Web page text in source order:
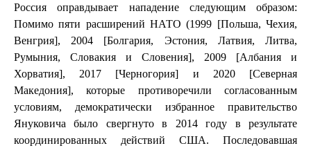
Россия оправдывает нападение следующим образом:
Помимо пяти расширений НАТО (1999 [Польша, Чехия,
Венгрия], 2004 [Болгария, Эстония, Латвия, Литва,
Румыния, Словакия и Словения], 2009 [Албания и
Хорватия], 2017 [Черногория] и 2020 [Северная
Македония], которые противоречили согласованным
условиям, демократически избранное правительство
Януковича было свергнуто в 2014 году в результате
координированных действий США. Последовавшая